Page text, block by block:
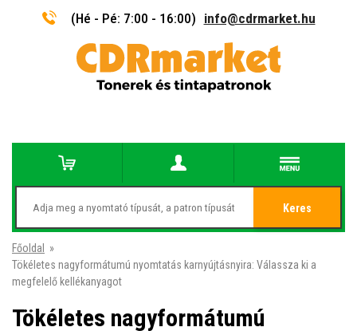
(Hé - Pé: 7:00 - 16:00) info@cdrmarket.hu
Keres
Főoldal
»
Tökéletes nagyformátumú nyomtatás karnyújtásnyira: Válassza ki a
megfelelő kellékanyagot
Tökéletes nagyformátumú